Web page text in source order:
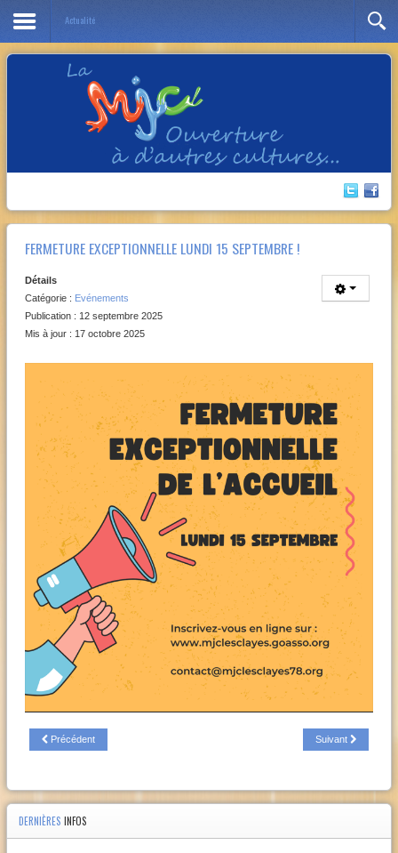
Actualité
FERMETURE EXCEPTIONNELLE LUNDI 15 SEPTEMBRE !
Détails
Catégorie : Evénements
Publication : 12 septembre 2025
Mis à jour : 17 octobre 2025
Précédent Suivant
DERNIÈRES INFOS